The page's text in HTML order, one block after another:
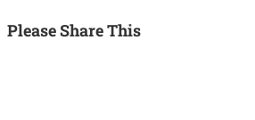
Please Share ThisShare